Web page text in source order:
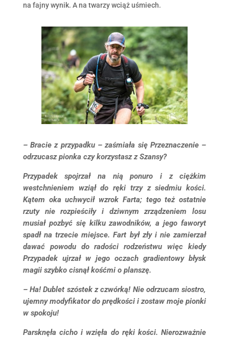
na fajny wynik. A na twarzy wciąż uśmiech.
– Bracie z przypadku – zaśmiała się Przeznaczenie –
odrzucasz pionka czy korzystasz z Szansy?
Przypadek spojrzał na nią ponuro i z ciężkim
westchnieniem wziął do ręki trzy z siedmiu kości.
Kątem oka uchwycił wzrok Farta; tego też ostatnie
rzuty nie rozpieściły i dziwnym zrządzeniem losu
musiał pozbyć się kilku zawodników, a jego faworyt
spadł na trzecie miejsce. Fart był zły i nie zamierzał
dawać powodu do radości rodzeństwu więc kiedy
Przypadek ujrzał w jego oczach gradientowy błysk
magii szybko cisnął kośćmi o planszę.
– Ha! Dublet szóstek z czwórką! Nie odrzucam siostro,
ujemny modyfikator do prędkości i zostaw moje pionki
w spokoju!
Parsknęła cicho i wzięła do ręki kości. Nierozważnie